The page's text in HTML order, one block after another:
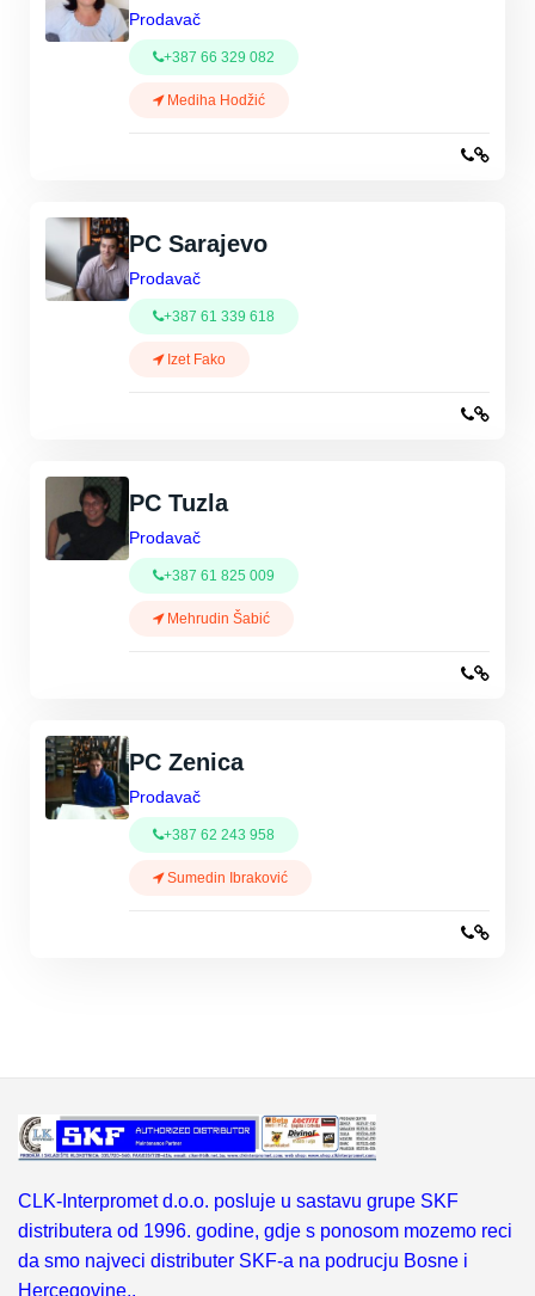
Prodavač
+387 66 329 082
Mediha Hodžić
PC Sarajevo
Prodavač
+387 61 339 618
Izet Fako
PC Tuzla
Prodavač
+387 61 825 009
Mehrudin Šabić
PC Zenica
Prodavač
+387 62 243 958
Sumedin Ibraković
CLK-Interpromet d.o.o. posluje u sastavu grupe SKF
distributera od 1996. godine, gdje s ponosom mozemo reci
da smo najveci distributer SKF-a na podrucju Bosne i
Hercegovine,.